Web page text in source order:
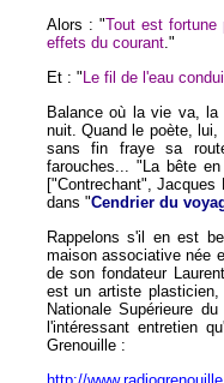
Alors : "Tout est fortune
effets du courant."
Et : " Le fil de l'eau
Balance où la vie va,
nuit. Quand le poète,
sans fin fraye sa
farouches... "La bête
["Contrechant",
dans "Cendrier du
Rappelons s'il en est
maison associative née
de son fondateur
est un artiste plasticien,
Nationale Supérieure
l'intéressant entretien
Grenouille :